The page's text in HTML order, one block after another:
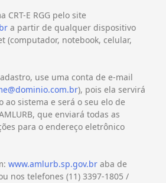
CRT-E RGG pelo site
a partir de qualquer dispositivo
(computador, notebook, celular,
use uma conta de e-mail
), pois ela servirá
ao sistema e será o seu elo de
que enviará todas as
para o endereço eletrônico
www.amlurb.sp.gov.br aba de
nos telefones (11) 3397-1805 /